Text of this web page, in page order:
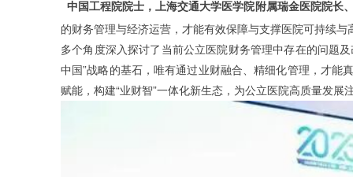
中国工程院院士，上海交通大学医学院附属瑞金医院院长
的财务管理与经济运营，才能有效保障与支撑医院可持续
多个角度深入探讨了当前公立医院财务管理中存在的问题
中国”战略的基石，唯有通过业财融合、精细化管理，才能
赋能，构建“业财智”一体化新生态，为公立医院高质量发展